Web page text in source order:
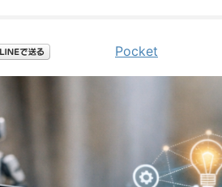
Pocket